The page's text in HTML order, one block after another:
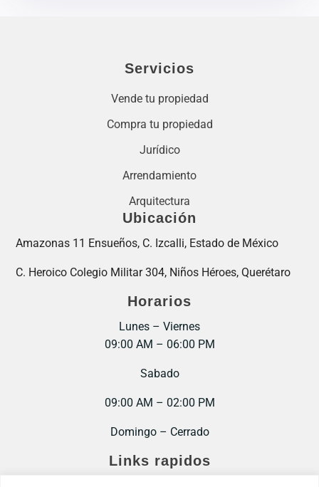
Servicios
Vende tu propiedad
Compra tu propiedad
Jurídico
Arrendamiento
Arquitectura
Ubicación
Amazonas 11 Ensueños, C. Izcalli, Estado de México
C. Heroico Colegio Militar 304, Niños Héroes, Querétaro
Horarios
Lunes – Viernes
09:00 AM – 06:00 PM
Sabado
09:00 AM – 02:00 PM
Domingo – Cerrado
Links rapidos